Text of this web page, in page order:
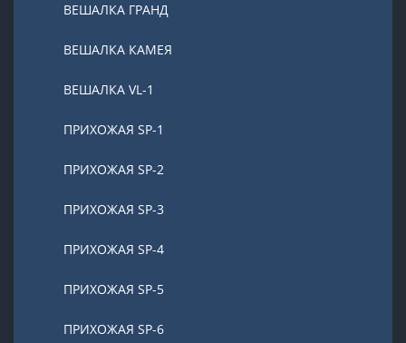
ВЕШАЛКА ГРАНД
ВЕШАЛКА КАМЕЯ
ВЕШАЛКА VL-1
ПРИХОЖАЯ SP-1
ПРИХОЖАЯ SP-2
ПРИХОЖАЯ SP-3
ПРИХОЖАЯ SP-4
ПРИХОЖАЯ SP-5
ПРИХОЖАЯ SP-6